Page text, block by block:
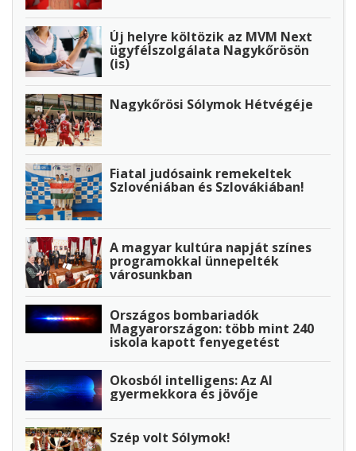
Új helyre költözik az MVM Next
ügyfélszolgálata Nagykőrösön
(is)
Nagykőrösi Sólymok Hétvégéje
Fiatal judósaink remekeltek
Szlovéniában és Szlovákiában!
A magyar kultúra napját színes
programokkal ünnepelték
városunkban
Országos bombariadók
Magyarországon: több mint 240
iskola kapott fenyegetést
Okosból intelligens: Az AI
gyermekkora és jövője
Szép volt Sólymok!